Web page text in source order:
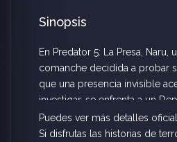
Sinopsis
En Predator 5: La Presa, Naru,
comanche decidida a probar
que una presencia invisible
investigar, se enfrenta a un
para cazar a los más fuertes.
conocimiento del entorno y
Puedes ver más detalles
Si disfrutas las historias de